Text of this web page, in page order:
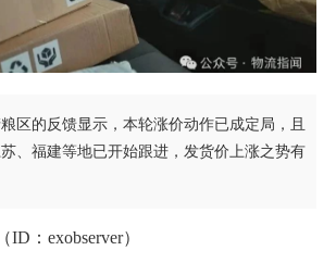
区的反馈显示，本轮涨价动作已成定局，且
、福建等地已开始跟进，发货价上涨之势有
：exobserver）